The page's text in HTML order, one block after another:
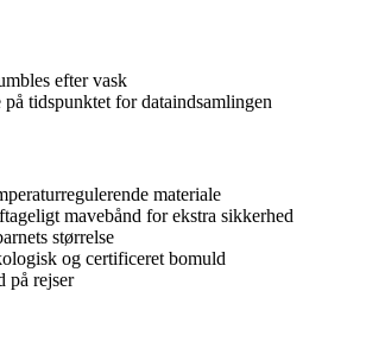
efter vask
tidspunktet for dataindsamlingen
materiale
mavebånd for ekstra sikkerhed
størrelse
og certificeret bomuld
på rejser